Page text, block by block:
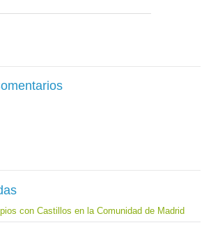
con Castillos en la Comunidad de Madrid